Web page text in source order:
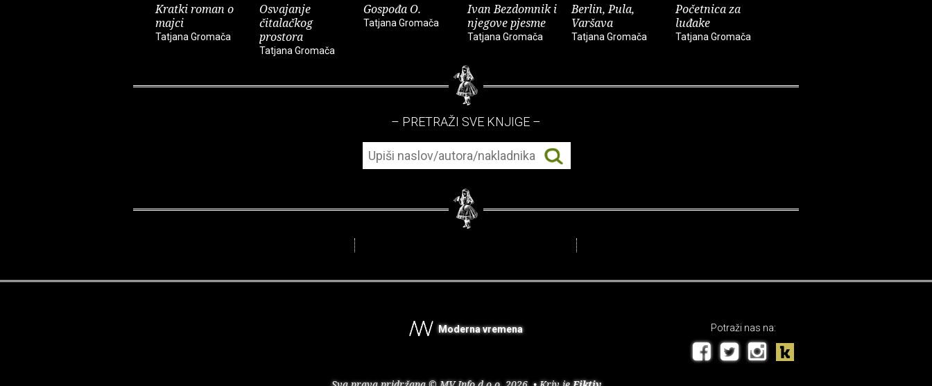
Kratki roman o
majci
Tatjana Gromača
Osvajanje
čitalačkog
prostora
Tatjana Gromača
Gospođa O.
Tatjana Gromača
Ivan Bezdomnik i
njegove pjesme
Tatjana Gromača
Berlin, Pula,
Varšava
Tatjana Gromača
Početnica za
luđake
Tatjana Gromača
– PRETRAŽI SVE KNJIGE –
Moderna vremena Potraži nas na: